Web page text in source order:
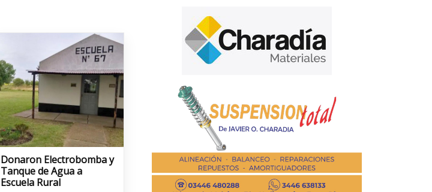
Donaron Electrobomba y
Tanque de Agua a
Escuela Rural